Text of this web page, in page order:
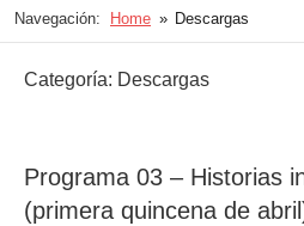
Navegación: Home Descargas
Categoría: Descargas
Programa 03 – Historias
(primera quincena de